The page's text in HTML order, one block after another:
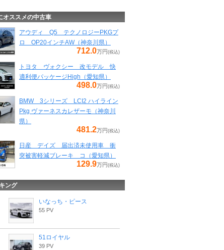
オススメの中古車
アウディ Q5 テクノロジーPKGプ
ロ OP20インチAW（神奈川県）
712.0万円 (税込)
トヨタ ヴォクシー 改モデル 快
適利便パッケージHigh（愛知県）
498.0万円 (税込)
BMW 3シリーズ LCI2 ハイライン
Pkg ヴァーネスカレザーモ（神奈川
県）
481.2万円 (税込)
日産 デイズ 届出済未使用車 衝
突被害軽減ブレーキ コ（愛知県）
129.9万円 (税込)
ング
いなっち・ピース
55 PV
51ロイヤル
39 PV